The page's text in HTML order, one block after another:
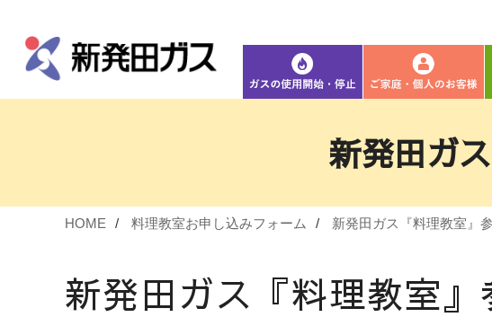
新発田ガ
HOME 料理教室お申し込みフォーム 新発田ガス『料理教室』
新発田ガス『料理教室